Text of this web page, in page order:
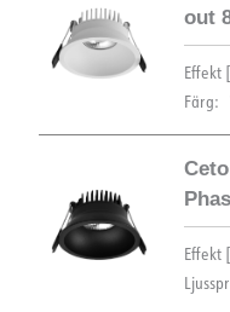
out
Effekt
Färg:
Effekt